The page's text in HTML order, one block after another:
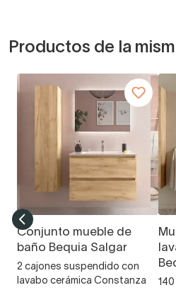
Productos de la
Conjunto mueble de
baño Bequia Salgar
2 cajones suspendido con
lavabo cerámica Constanza